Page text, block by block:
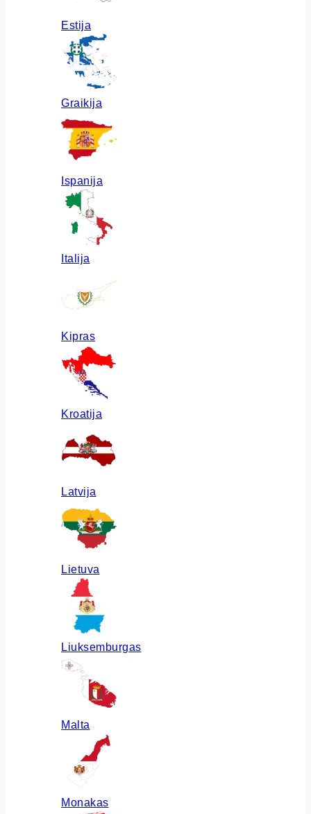
Estija
Graikija
Ispanija
Italija
Kipras
Kroatija
Latvija
Lietuva
Liuksemburgas
Malta
Monakas